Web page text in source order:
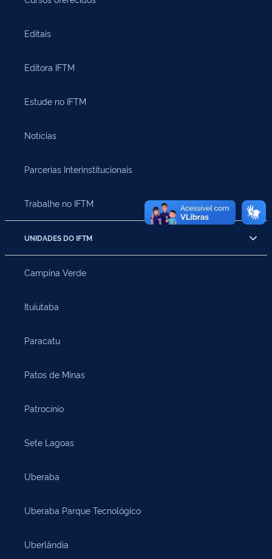
Editais
Editora IFTM
Estude no IFTM
Notícias
Parcerias Interinstitucionais
Trabalhe no IFTM
UNIDADES DO IFTM
Campina Verde
Ituiutaba
Paracatu
Patos de Minas
Patrocínio
Sete Lagoas
Uberaba
Uberaba Parque Tecnológico
Uberlândia